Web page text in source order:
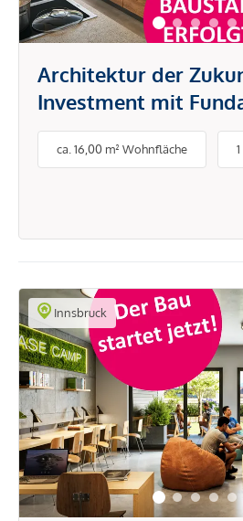
Architektur der
Investment mit
ca. 16,00 m² Wohnfläche
Innsbruck